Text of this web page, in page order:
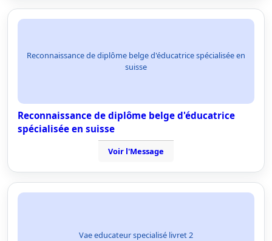
Reconnaissance de diplôme belge d'éducatrice spécialisée en
suisse
Reconnaissance de diplôme belge d'éducatrice
spécialisée en suisse
Voir l'Message
Vae educateur specialisé livret 2